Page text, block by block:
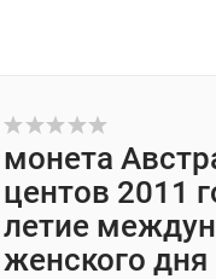
монета
центов 2011
летие
женского дня